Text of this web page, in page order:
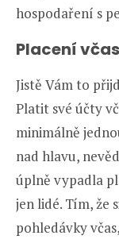
hospodaření s
Placení včas
Jistě Vám to
Platit své účty
minimálně
nad hlavu,
úplně vypadla
jen lidé. Tím, že
pohledávky